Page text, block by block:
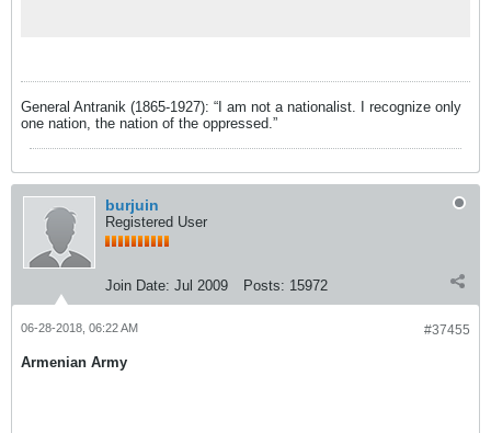
General Antranik (1865-1927): “I am not a nationalist. I recognize only
one nation, the nation of the oppressed.”
burjuin
Registered User
Join Date: Jul 2009 Posts: 15972
#37455
06-28-2018, 06:22 AM
Armenian Army